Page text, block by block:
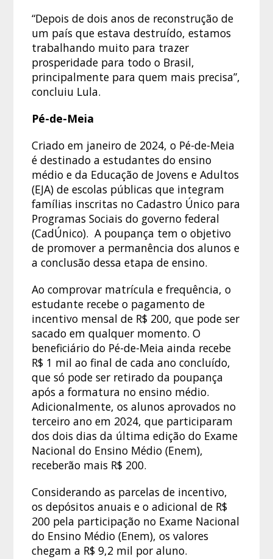
“Depois de dois anos de reconstrução de
um país que estava destruído, estamos
trabalhando muito para trazer
prosperidade para todo o Brasil,
principalmente para quem mais precisa”,
concluiu Lula.
Pé-de-Meia
Criado em janeiro de 2024, o Pé-de-Meia
é destinado a estudantes do ensino
médio e da Educação de Jovens e Adultos
(EJA) de escolas públicas que integram
famílias inscritas no Cadastro Único para
Programas Sociais do governo federal
(CadÚnico). A poupança tem o objetivo
de promover a permanência dos alunos e
a conclusão dessa etapa de ensino.
Ao comprovar matrícula e frequência, o
estudante recebe o pagamento de
incentivo mensal de R$ 200, que pode ser
sacado em qualquer momento. O
beneficiário do Pé-de-Meia ainda recebe
R$ 1 mil ao final de cada ano concluído,
que só pode ser retirado da poupança
após a formatura no ensino médio.
Adicionalmente, os alunos aprovados no
terceiro ano em 2024, que participaram
dos dois dias da última edição do Exame
Nacional do Ensino Médio (Enem),
receberão mais R$ 200.
Considerando as parcelas de incentivo,
os depósitos anuais e o adicional de R$
200 pela participação no Exame Nacional
do Ensino Médio (Enem), os valores
chegam a R$ 9,2 mil por aluno.